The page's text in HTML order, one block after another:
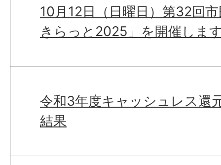
10月12日（日曜日）第32回
きらっと2025」を開催しま
令和3年度キャッシュレス還
結果